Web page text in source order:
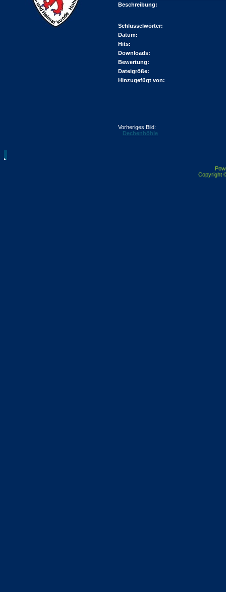
Beschreibung:
Schlüsselwörter:
Datum:
Hits:
Downloads:
Bewertung:
Dateigröße:
Hinzugefügt von:
Vorheriges Bild:
Dechenhöhle
Copyright